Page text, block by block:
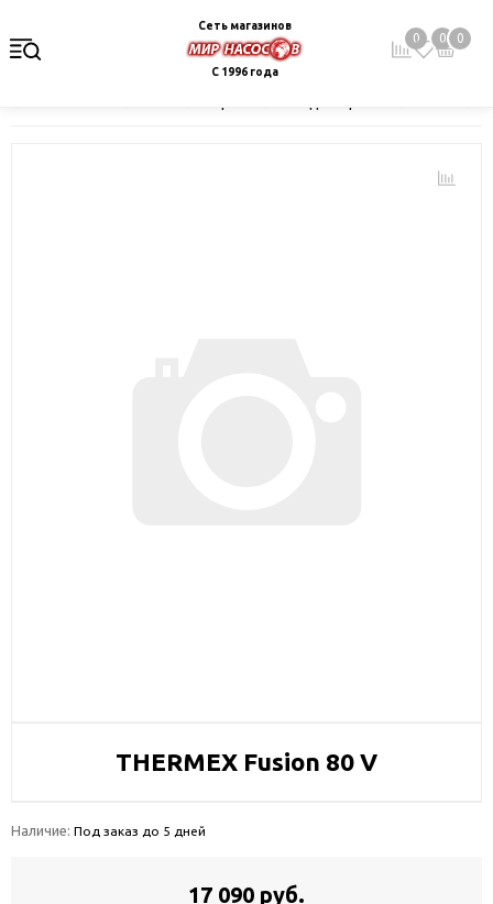
Сеть магазинов
С 1996 года
0 0 0
THERMEX Fusion 80 V
Наличие: Под заказ до 5 дней
17 090 руб.